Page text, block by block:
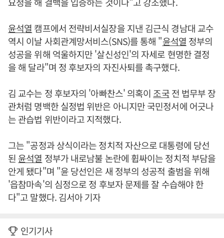
윤석열 캠프에서 전략비서실장을 지낸 김근식 경남대 교수
역시 이날 사회관계망서비스(SNS)를 통해 "윤석열 정부의
성공을 위해 억울하지만 '살신성인'의 자세로 현명한 결정
을 해 달라"며 정 후보자의 자진사퇴를 촉구했다.
김 교수는 정 후보자의 '아빠찬스' 의혹이 조국전 법무부 장
관처럼 명백한 실정법 위반은 아니지만 국민정서에 어긋나
는 관습법 위반이라고 지적했다.
그는 "공정과 상식이라는 정치적 자산으로 대통령에 당선
된 윤석열 정부가 내로남불 논란에 휩싸이는 정치적 부담을
안게 됐다"며 "윤 당선인은 새 정부의 성공적 출범을 위해
'읍참마속'의 심정으로 정 후보자 문제를 잘 수습해야 한
다"고 말했다. 김서아 기자
인기기사